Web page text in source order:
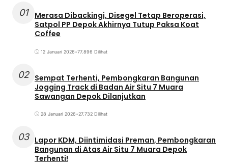
01
Merasa Dibackingi, Disegel Tetap Beroperasi,
Satpol PP Depok Akhirnya Tutup Paksa Koat
Coffee
12 Januari 2026•77.896 Dilihat
02 Sempat Terhenti, Pembongkaran Bangunan
Jogging Track di Badan Air Situ 7 Muara
Sawangan Depok Dilanjutkan
28 Januari 2026•27.732 Dilihat
03 Lapor KDM, Diintimidasi Preman, Pembongkaran
Bangunan di Atas Air Situ 7 Muara Depok
Terhenti!